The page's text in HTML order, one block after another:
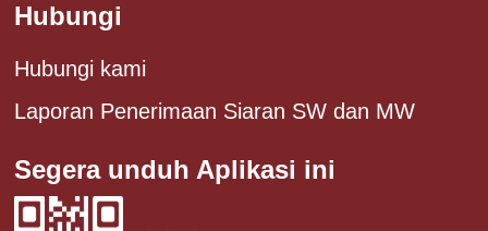
Hubungi
Hubungi kami
Laporan Penerimaan Siaran SW dan MW
Segera unduh Aplikasi ini